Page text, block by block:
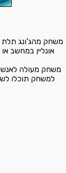
משחק מהג'ונג תלת
אונליין במחשב
משחק מעולה
למשחק תוכלו